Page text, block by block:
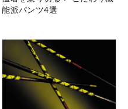
能派パンツ4選